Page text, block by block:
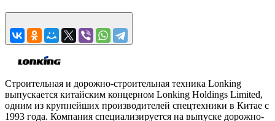
Строительная и дорожно-строительная техника Lonking
выпускается китайским концерном Lonking Holdings Limited,
одним из крупнейших производителей спецтехники в Китае с
1993 года. Компания специализируется на выпуске дорожно-